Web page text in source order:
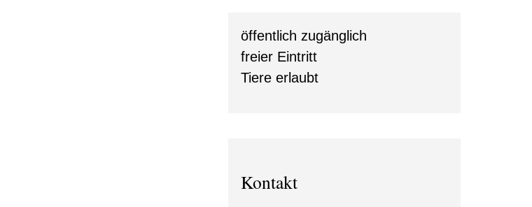
öffentlich zugänglich
freier Eintritt
Tiere erlaubt
Kontakt